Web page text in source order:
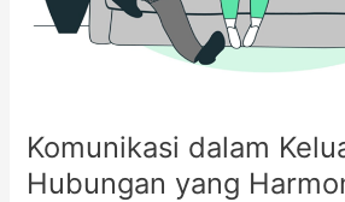
Komunikasi dalam
Hubungan yang